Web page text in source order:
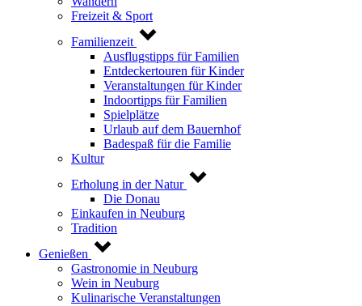
Freizeit & Sport
Familienzeit
Ausflugstipps für Familien
Entdeckertouren für Kinder
Veranstaltungen für Kinder
Indoortipps für Familien
Spielplätze
Urlaub auf dem Bauernhof
Badespaß für die Familie
Kultur
Erholung in der Natur
Die Donau
Einkaufen in Neuburg
Tradition
Genießen
Gastronomie in Neuburg
Wein in Neuburg
Kulinarische Veranstaltungen